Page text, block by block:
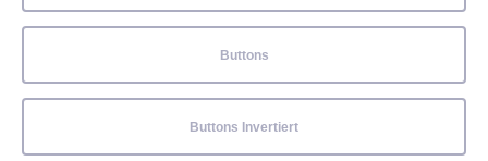
Buttons
Buttons Invertiert